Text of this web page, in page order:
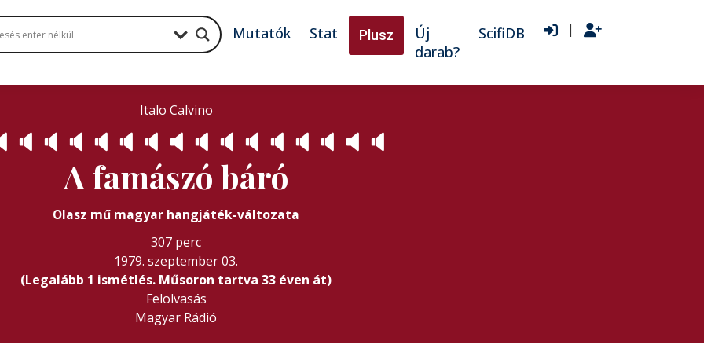
Mutatók Stat Plusz
Új
darab?
ScifiDB |
Italo Calvino
🔈 🔈 🔈 🔈 🔈 🔈 🔈 🔈 🔈 🔈 🔈 🔈 🔈 🔈 🔈
A famászó báró
Olasz mű magyar hangjáték-változata
307 perc
1979. szeptember 03.
(Legalább 1 ismétlés. Műsoron tartva 33 éven át)
Felolvasás
Magyar Rádió